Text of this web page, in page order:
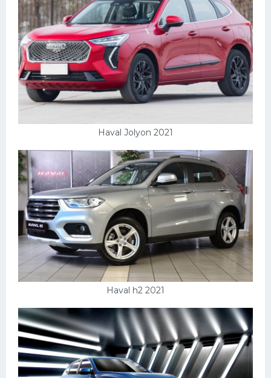
Haval Jolyon 2021
Haval h2 2021
Лимузины
Камаз
Автобусы
Хонда
Грузовики
Кадиллак
Автокемпер
Феррари
Поезда
Мотоциклы
Ямаха
Ява
Эмблемы
Спецтехника